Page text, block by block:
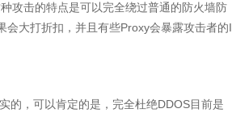
攻击的特点是可以完全绕过普通的防火墙防
大打折扣，并且有些Proxy会暴露攻击者的I
的，可以肯定的是，完全杜绝DDOS目前是